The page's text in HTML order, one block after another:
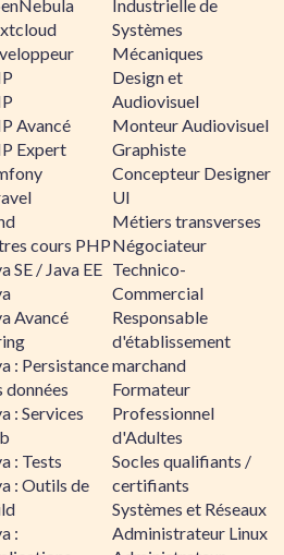
Avancé
Expert
cours PHP
SE / Java EE
Avancé
: Persistance
données
: Services
: Tests
: Outils de
:
Industrielle de
Systèmes
Mécaniques
Design et
Audiovisuel
Monteur Audiovisuel
Graphiste
Concepteur Designer
UI
Métiers transverses
Négociateur
Technico-
Commercial
Responsable
d'établissement
marchand
Formateur
Professionnel
d'Adultes
Socles qualifiants /
certifiants
Systèmes et Réseaux
Administrateur Linux